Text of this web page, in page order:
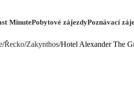
MinutePobytové zájezdyPoznávací
/Řecko/Zakynthos/Hotel Alexander The